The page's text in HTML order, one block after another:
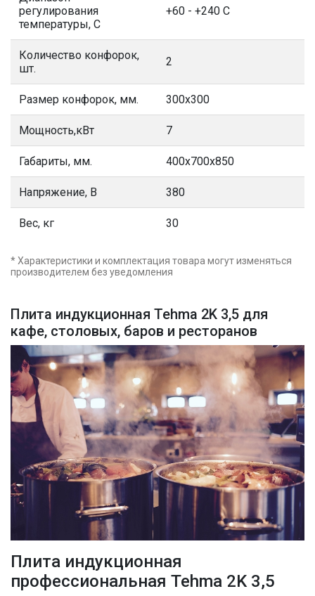
Плита индукционная Tehma 2K 3,5 для
кафе, столовых, баров и ресторанов
Плита индукционная
профессиональная Tehma 2K 3,5
регулирования
температуры, С
+60 - +240 С
Количество конфорок,
шт.
2
Размер конфорок, мм. 300х300
Мощность,кВт 7
Габариты, мм. 400х700х850
Напряжение, В 380
Вес, кг 30
* Характеристики и комплектация товара могут изменяться
производителем без уведомления